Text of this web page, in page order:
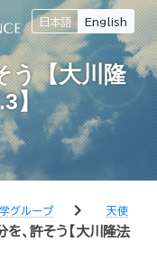
日本語 English
う【大川隆
】
グループ chevron_right
天使
、許そう【大川隆法